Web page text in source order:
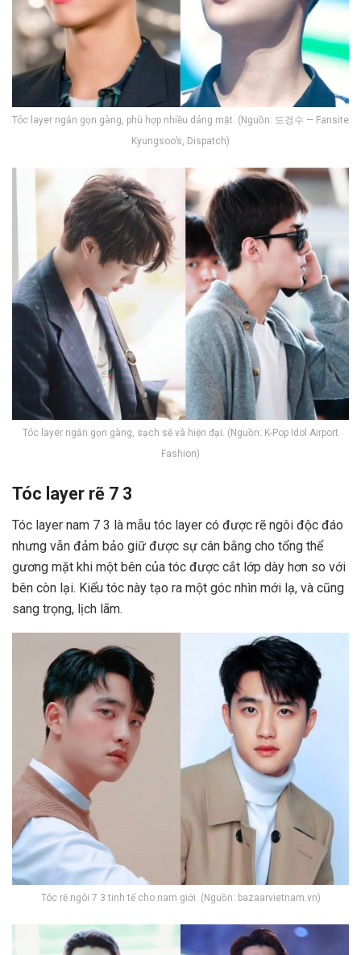
Tóc layer ngắn gọn gàng, phù hợp nhiều dáng mặt. (Nguồn: 도경수 — Fansite
Kyungsoo’s, Dispatch)
Tóc layer ngắn gọn gàng, sạch sẽ và hiện đại. (Nguồn: K-Pop Idol Airport
Fashion)
Tóc layer rẽ 7 3
Tóc layer nam 7 3 là mẫu tóc layer có được rẽ ngôi độc đáo
nhưng vẫn đảm bảo giữ được sự cân bằng cho tổng thể
gương mặt khi một bên của tóc được cắt lớp dày hơn so với
bên còn lại. Kiểu tóc này tạo ra một góc nhìn mới lạ, và cũng
sang trọng, lịch lãm.
Tóc rẽ ngôi 7 3 tinh tế cho nam giới. (Nguồn: bazaarvietnam.vn)